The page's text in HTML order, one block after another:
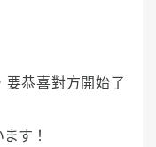
恭喜對方開始了
す！